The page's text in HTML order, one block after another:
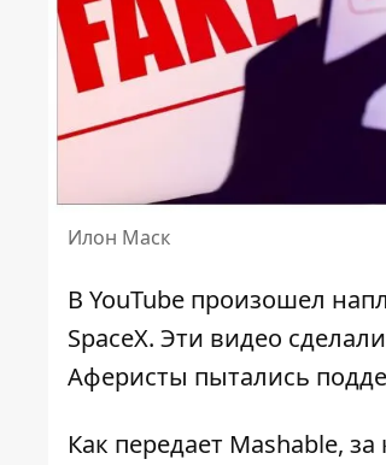
Илон Маск
В YouTube произошел
SpaceX. Эти видео
Аферисты пытались
Как передает Mashable,